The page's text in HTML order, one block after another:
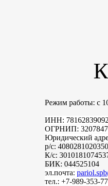
Режим работы: с
ИНН:
ОГРНИП:
Юридический
р/с:
К/с:
БИК: 044525104
эл.почта:
тел.: +7-989-353-